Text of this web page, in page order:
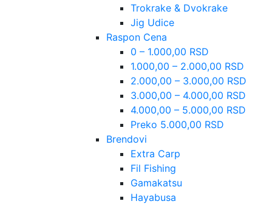
Trokrake & Dvokrake
Jig Udice
Raspon Cena
0 – 1.000,00 RSD
1.000,00 – 2.000,00 RSD
2.000,00 – 3.000,00 RSD
3.000,00 – 4.000,00 RSD
4.000,00 – 5.000,00 RSD
Preko 5.000,00 RSD
Brendovi
Extra Carp
Fil Fishing
Gamakatsu
Hayabusa